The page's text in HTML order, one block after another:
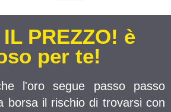
PREZZO! è
per te!
l'oro segue passo passo
borsa il rischio di trovarsi con